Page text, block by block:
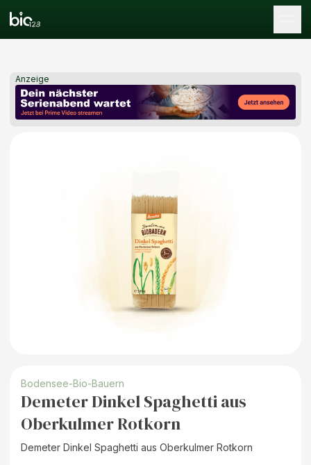
Anzeige
Bodensee-Bio-Bauern
Demeter Dinkel Spaghetti aus
Oberkulmer Rotkorn
Demeter Dinkel Spaghetti aus Oberkulmer Rotkorn